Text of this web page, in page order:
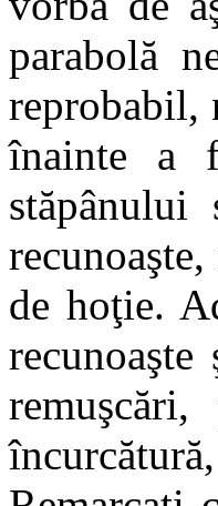
parabolă
reprobabil,
înainte a
de hoţie.